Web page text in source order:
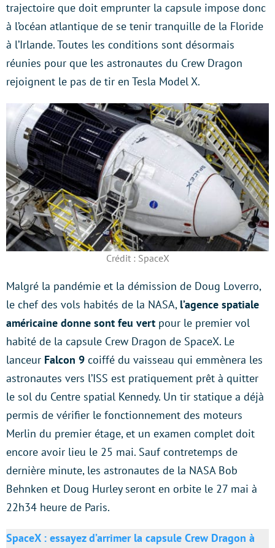
trajectoire que doit emprunter la capsule impose donc
à l’océan atlantique de se tenir tranquille de la Floride
à l’Irlande. Toutes les conditions sont désormais
réunies pour que les astronautes du Crew Dragon
rejoignent le pas de tir en Tesla Model X.
Crédit : SpaceX
Malgré la pandémie et la démission de Doug Loverro,
le chef des vols habités de la NASA, l’agence spatiale
américaine donne sont feu vert pour le premier vol
habité de la capsule Crew Dragon de SpaceX. Le
lanceur Falcon 9 coiffé du vaisseau qui emmènera les
astronautes vers l’ISS est pratiquement prêt à quitter
le sol du Centre spatial Kennedy. Un tir statique a déjà
permis de vérifier le fonctionnement des moteurs
Merlin du premier étage, et un examen complet doit
encore avoir lieu le 25 mai. Sauf contretemps de
dernière minute, les astronautes de la NASA Bob
Behnken et Doug Hurley seront en orbite le 27 mai à
22h34 heure de Paris.
SpaceX : essayez d’arrimer la capsule Crew Dragon à